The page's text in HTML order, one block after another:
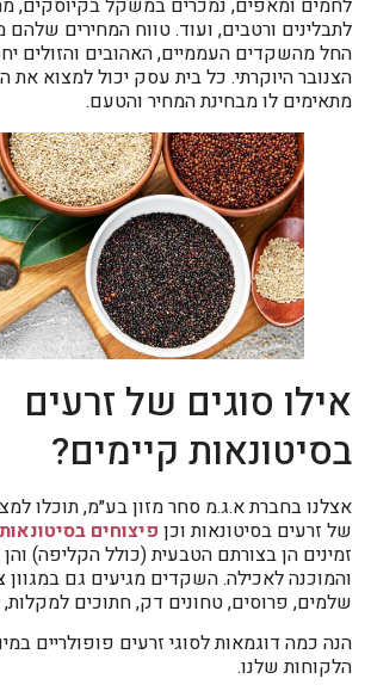
לחמים ומאפים, נמכרים במשקל בקיוסקים,
לתבלינים ורטבים, ועוד. טווח המחירים
החל מהשקדים העממיים, האהובים והזולים
הצנובר היוקרתי. כל בית עסק יכול למצוא את
מתאימים לו מבחינת המחיר והטעם.
אילו סוגים של זרעים
בסיטונאות קיימים?
אצלנו בחברת א.ג.מ סחר מזון בע״מ, תוכלו
של זרעים בסיטונאות וכן פיצוחים בסיטונאות
זמינים הן בצורתם הטבעית (כולל הקליפה)
והמוכנה לאכילה. השקדים מגיעים גם במגוון
שלמים, פרוסים, טחונים דק, חתוכים למקלות,
הנה כמה דוגמאות לסוגי זרעים פופולריים
הלקוחות שלנו.